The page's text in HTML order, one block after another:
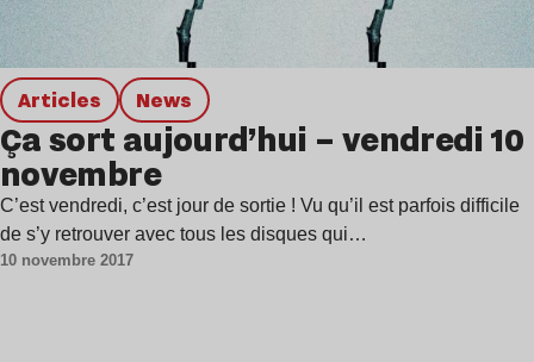
Articles news
Ça sort aujourd’hui – vendredi 10
novembre
C’est vendredi, c’est jour de sortie ! Vu qu’il est parfois difficile
de s’y retrouver avec tous les disques qui…
10 novembre 2017